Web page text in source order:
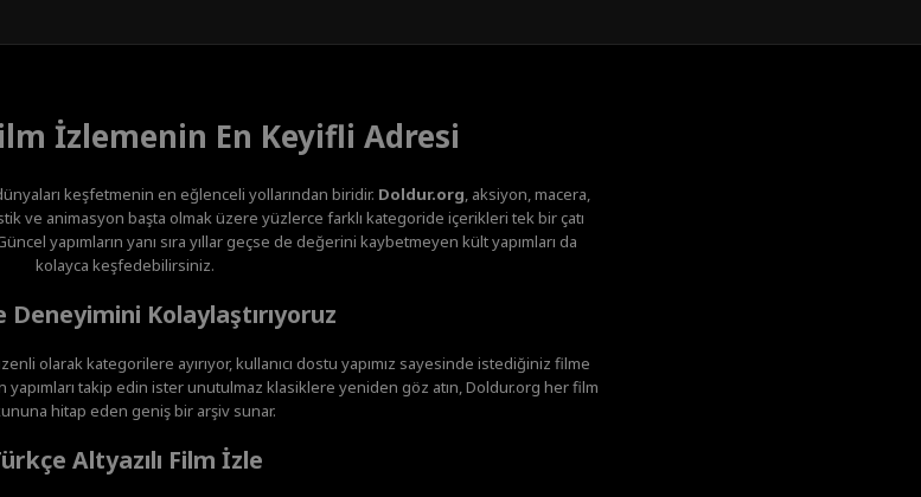
İzlemenin En Keyifli Adresi
keşfetmenin en eğlenceli yollarından biridir. Doldur.org, aksiyon, macera,
ve animasyon başta olmak üzere yüzlerce farklı kategoride içerikleri tek bir çatı
yapımların yanı sıra yıllar geçse de değerini kaybetmeyen kült yapımları da
kolayca keşfedebilirsiniz.
Deneyimini Kolaylaştırıyoruz
olarak kategorilere ayırıyor, kullanıcı dostu yapımız sayesinde istediğiniz filme
yapımları takip edin ister unutulmaz klasiklere yeniden göz atın, Doldur.org her film
hitap eden geniş bir arşiv sunar.
Altyazılı Film İzle